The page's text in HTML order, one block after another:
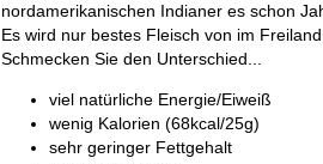
nordamerikanischen Indianer es schon
Es wird nur bestes Fleisch von im
Schmecken Sie den Unterschied...
viel natürliche Energie/Eiweiß
wenig Kalorien (68kcal/25g)
sehr geringer Fettgehalt